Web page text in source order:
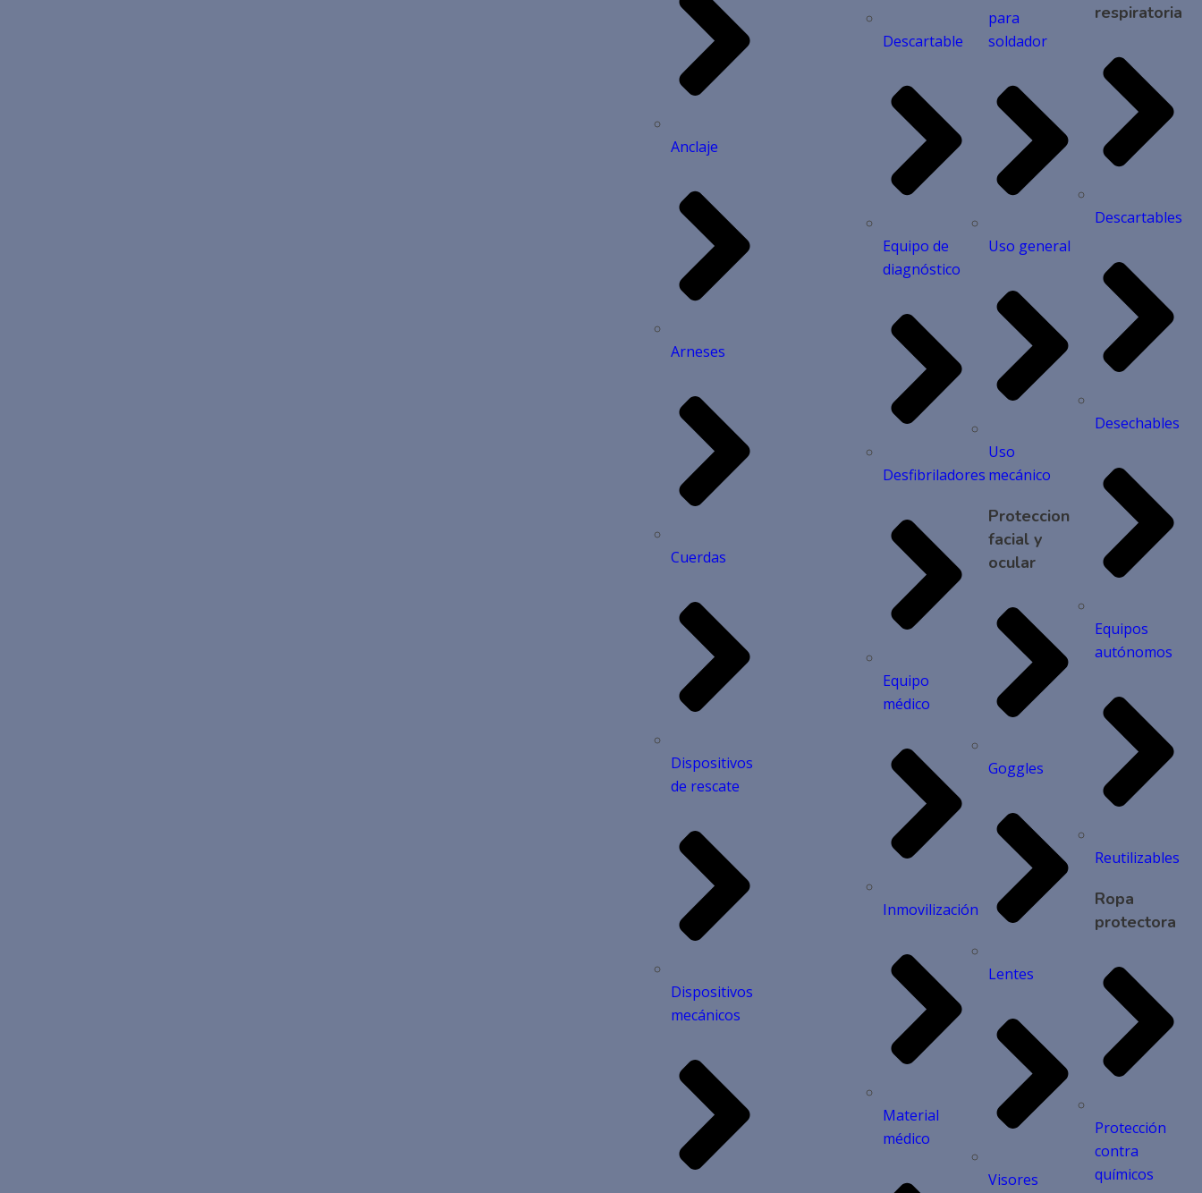
Anclaje
Arneses
Cuerdas
Dispositivos
de rescate
Dispositivos
mecánicos
Descartable
Equipo de
diagnóstico
Desfibriladores
Equipo
médico
Inmovilización
Material
médico
para
soldador
Uso general
Uso
mecánico
Proteccion
facial y
ocular
Goggles
Lentes
Visores
respiratoria
Descartables
Desechables
Equipos
autónomos
Reutilizables
Ropa
protectora
Protección
contra
químicos